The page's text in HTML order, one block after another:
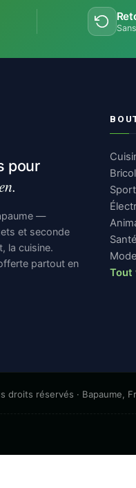
pour
—
et seconde
la cuisine.
partout en
Tout
droits réservés · Bapaume,